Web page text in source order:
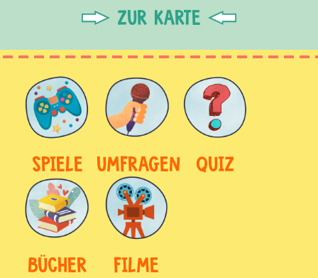
ZUR KARTE
SPIELE UMFRAGEN QUIZ
BÜCHER FILME